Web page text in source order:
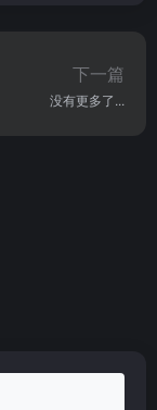
下一篇
没有更多了...